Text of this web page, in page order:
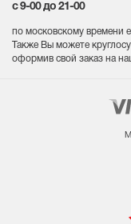
с 9-00 до 21-00
по московскому времени
Также Вы можете
оформив свой заказ на